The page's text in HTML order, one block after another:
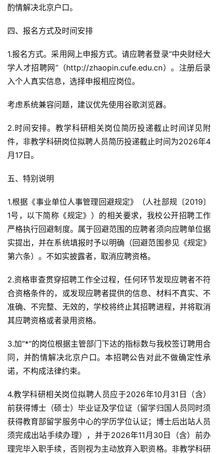
酌情解决北京户口。
四、报名方式及时间安排
1.报名方式。采用网上申报方式。请应聘者登录“中央财经大
学人才招聘网”（http://zhaopin.cufe.edu.cn）。注册后录
入个人真实信息，选择申报相应岗位。
考虑系统兼容问题，建议优先使用谷歌浏览器。
2.时间安排。教学科研相关岗位简历投递截止时间详见附
件，非教学科研岗位拟聘人员简历投递截止时间为2026年4
月17日。
五、特别说明
1.根据《事业单位人事管理回避规定》（人社部规〔2019〕
1号，以下简称《规定》）的相关要求，我校公开招聘工作
严格执行回避制度。属于回避范围的应聘者须向应聘单位据
实提出，并在系统填报时予以明确（回避范围参见《规定》
第六条）。不如实披露者，取消应聘资格。
2.资格审查贯穿招聘工作全过程，任何环节发现应聘者不符
合资格条件的，或发现应聘者提供的信息、材料不真实、不
准确、不完整、无效的，学校将终止其招聘进程，并将取消
其应聘资格或者录用资格。
3.加“*”的岗位根据主管部门下达的指标数与我校签订聘用合
同，并酌情解决北京户口。本招聘公告对此不做确定性承
诺，不构成法律约束。
4.教学科研相关岗位拟聘人员应于2026年10月31日（含）
前获得博士（硕士）毕业证及学位证（留学归国人员同时须
获得教育部留学服务中心的学历学位认证；博士后出站人员
须完成出站手续办理），并于2026年11月30日（含）前办
理完毕入职手续，否则视为主动放弃入职资格。非教学科研